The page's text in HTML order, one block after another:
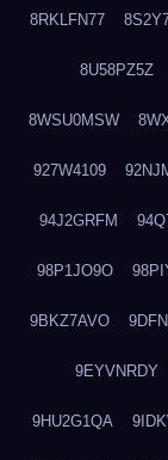
8RKLFN77
8U58PZ5Z
8WSU0MSW
927W4109
94J2GRFM
98P1JO9O
9BKZ7AVO
9EYVNRDY
9HU2G1QA